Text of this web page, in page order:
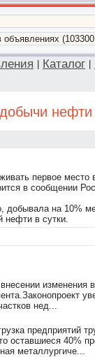
Каталог
нефти
первое
в сообщении
добывала на 10%
нефти в сутки.
нед...
предприятий
оставшиеся 40%
металлургиче...